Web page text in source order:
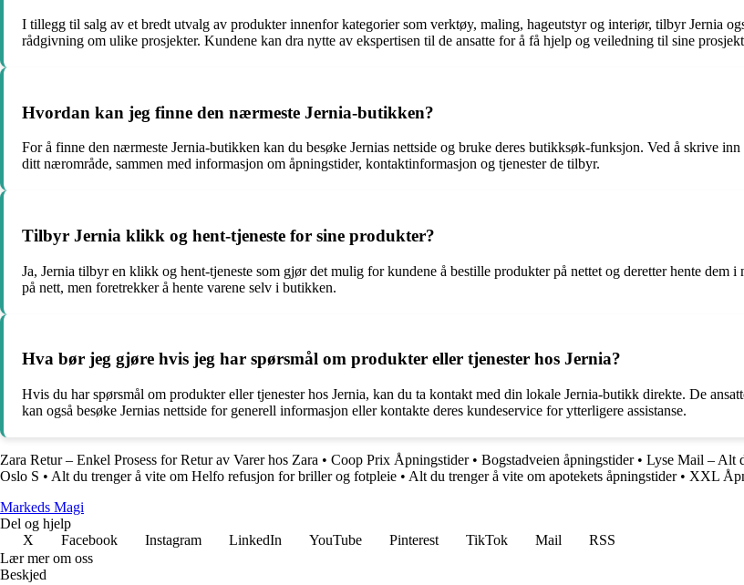
I tillegg til salg av et bredt utvalg av produkter innenfor kategorier som verktøy, maling, hageutstyr og interiør, tilbyr Jernia
rådgivning om ulike prosjekter. Kundene kan dra nytte av ekspertisen til de ansatte for å få hjelp og veiledning til sine
Hvordan kan jeg finne den nærmeste Jernia-butikken?
For å finne den nærmeste Jernia-butikken kan du besøke Jernias nettside og bruke deres butikksøk-funksjon. Ved å skrive
ditt nærområde, sammen med informasjon om åpningstider, kontaktinformasjon og tjenester de tilbyr.
Tilbyr Jernia klikk og hent-tjeneste for sine produkter?
Ja, Jernia tilbyr en klikk og hent-tjeneste som gjør det mulig for kundene å bestille produkter på nettet og deretter hente
på nett, men foretrekker å hente varene selv i butikken.
Hva bør jeg gjøre hvis jeg har spørsmål om produkter eller tjenester hos Jernia?
Hvis du har spørsmål om produkter eller tjenester hos Jernia, kan du ta kontakt med din lokale Jernia-butikk direkte. De
kan også besøke Jernias nettside for generell informasjon eller kontakte deres kundeservice for ytterligere assistanse.
Zara Retur – Enkel Prosess for Retur av Varer hos Zara • Coop Prix Åpningstider• Bogstadveien åpningstider• Lyse Mail – Alt
Oslo S • Alt du trenger å vite om Helfo refusjon for briller og fotpleie • Alt du trenger å vite om apotekets åpningstider• XXL
Markeds Magi
Del og hjelp
X
Facebook Instagram LinkedIn YouTube Pinterest TikTok Mail
RSS
Lær mer om oss
Beskjed